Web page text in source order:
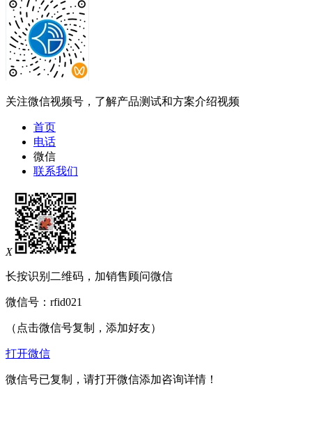
关注微信视频号，了解产品测试和方案介绍视频
首页
电话
微信
联系我们
X
长按识别二维码，加销售顾问微信
微信号： rfid021
（点击微信号复制，添加好友）
打开微信
微信号已复制，请打开微信添加咨询详情！